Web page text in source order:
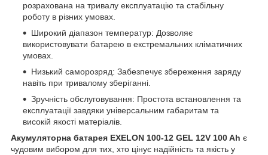
розрахована на тривалу експлуатацію та стабільну
роботу в різних умовах.
Широкий діапазон температур: Дозволяє
використовувати батарею в екстремальних кліматичних
умовах.
Низький саморозряд: Забезпечує збереження заряду
навіть при тривалому зберіганні.
Зручність обслуговування: Простота встановлення та
експлуатації завдяки універсальним габаритам та
високій якості матеріалів.
Акумуляторна батарея EXELON 100-12 GEL 12V 100 Ah є
чудовим вибором для тих, хто цінує надійність та якість у